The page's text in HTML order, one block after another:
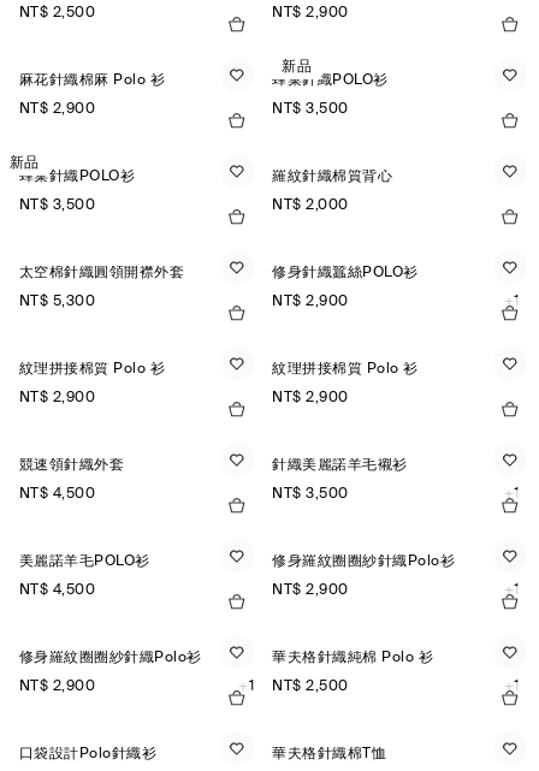
NT$ 2,500
NT$ 2,900
麻花針織棉麻 Polo 衫
NT$ 2,900
新品
蜂巢針織POLO衫
NT$ 3,500
新品
蜂巢針織POLO衫
NT$ 3,500
羅紋針織棉質背心
NT$ 2,000
太空棉針織圓領開襟外套
NT$ 5,300
修身針織蠶絲POLO衫
NT$ 2,900
+1
紋理拼接棉質 Polo 衫
NT$ 2,900
紋理拼接棉質 Polo 衫
NT$ 2,900
競速領針織外套
NT$ 4,500
針織美麗諾羊毛襯衫
NT$ 3,500
+1
美麗諾羊毛POLO衫
NT$ 4,500
修身羅紋圈圈紗針織Polo衫
NT$ 2,900
+1
修身羅紋圈圈紗針織Polo衫
NT$ 2,900
+1
華夫格針織純棉 Polo 衫
NT$ 2,500
+1
口袋設計Polo針織衫
華夫格針織棉T恤